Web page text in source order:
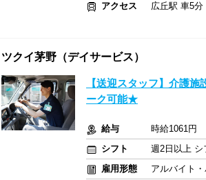
アクセス
広丘駅 車5分
ツクイ茅野（デイサービス）
【送迎スタッフ】介護
ーク可能★
給与
時給1061円
シフト
週2日以上 シ
雇用形態
アルバイト・